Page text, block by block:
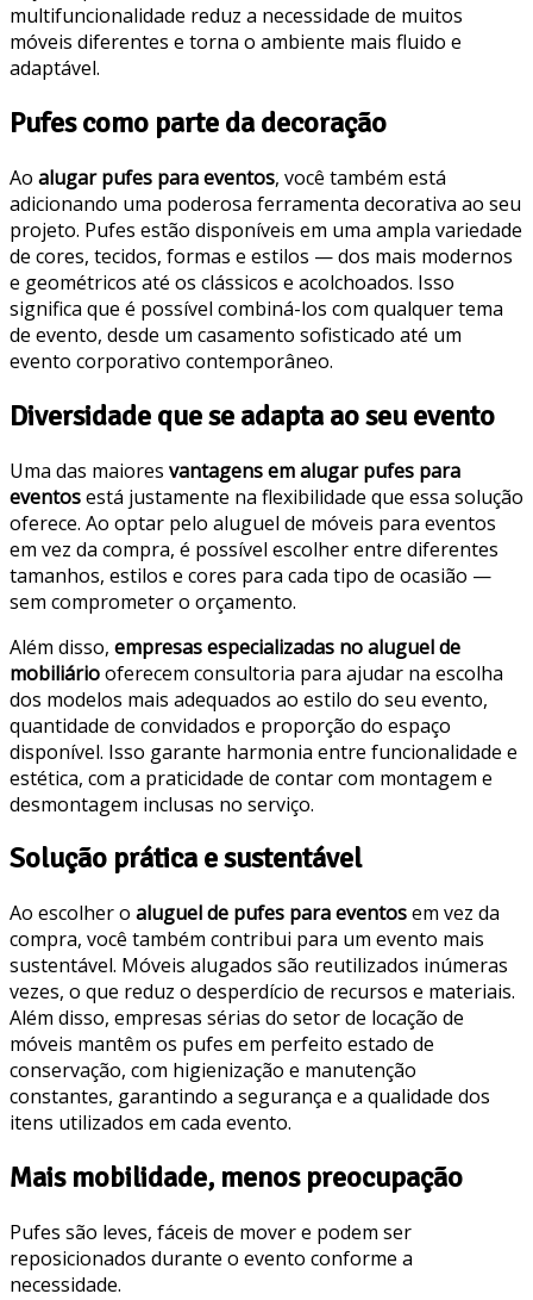
multifuncionalidade reduz a necessidade de muitos
móveis diferentes e torna o ambiente mais fluido e
adaptável.
Pufes como parte da decoração
Ao alugar pufes para eventos, você também está
adicionando uma poderosa ferramenta decorativa ao seu
projeto. Pufes estão disponíveis em uma ampla variedade
de cores, tecidos, formas e estilos — dos mais modernos
e geométricos até os clássicos e acolchoados. Isso
significa que é possível combiná-los com qualquer tema
de evento, desde um casamento sofisticado até um
evento corporativo contemporâneo.
Diversidade que se adapta ao seu evento
Uma das maiores vantagens em alugar pufes para
eventosestá justamente na flexibilidade que essa solução
oferece. Ao optar pelo aluguel de móveis para eventos
em vez da compra, é possível escolher entre diferentes
tamanhos, estilos e cores para cada tipo de ocasião —
sem comprometer o orçamento.
Além disso, empresas especializadas no aluguel de
mobiliáriooferecem consultoria para ajudar na escolha
dos modelos mais adequados ao estilo do seu evento,
quantidade de convidados e proporção do espaço
disponível. Isso garante harmonia entre funcionalidade e
estética, com a praticidade de contar com montagem e
desmontagem inclusas no serviço.
Solução prática e sustentável
Ao escolher o aluguel de pufes para eventosem vez da
compra, você também contribui para um evento mais
sustentável. Móveis alugados são reutilizados inúmeras
vezes, o que reduz o desperdício de recursos e materiais.
Além disso, empresas sérias do setor de locação de
móveis mantêm os pufes em perfeito estado de
conservação, com higienização e manutenção
constantes, garantindo a segurança e a qualidade dos
itens utilizados em cada evento.
Mais mobilidade, menos preocupação
Pufes são leves, fáceis de mover e podem ser
reposicionados durante o evento conforme a
necessidade.